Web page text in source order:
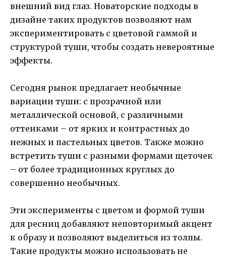
внешний вид глаз. Новаторские подходы в
дизайне таких продуктов позволяют нам
экспериментировать с цветовой гаммой и
структурой туши, чтобы создать невероятные
эффекты.
Сегодня рынок предлагает необычные
вариации туши: с прозрачной или
металлической основой, с различными
оттенками – от ярких и контрастных до
нежных и пастельных цветов. Также можно
встретить туши с разными формами щеточек
– от более традиционных круглых до
совершенно необычных.
Эти эксперименты с цветом и формой туши
для ресниц добавляют неповторимый акцент
к образу и позволяют выделиться из толпы.
Такие продукты можно использовать не